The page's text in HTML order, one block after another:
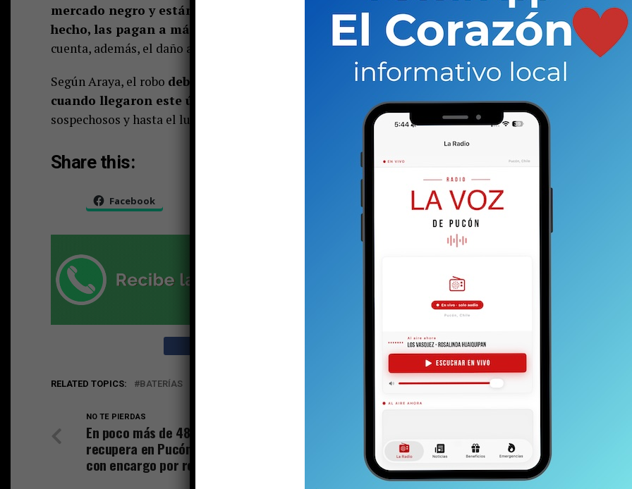
mercado negro y están pagando más que las empresas que las compran para reciclaje. De
hecho, las pagan a más del doble”, dice Araya, quien agrega:“Las están exportando sin tomar en
cuenta, además, el daño ambiental que generan”.
Según Araya, el robo debió ocurrir hace un poco más de una semana y sólo se dieron cuenta
cuando llegaron este último miércoles al predio donde acopiaban.Por ahora no hay
sospechosos y hasta el lugar del robó llegaron carabineros de la 9ena Comisaría de Pucón.
Share this:
Facebook
RELATED TOPICS: BATERÍAS ROBO
Incendio forestal en Quetroleufu: fuego
estuvo a 15 metros de llegar a una casa
NO TE PIERDAS
En poco más de 48 horas Carabineros
recupera en Pucón un segundo vehículo
con encargo por robo